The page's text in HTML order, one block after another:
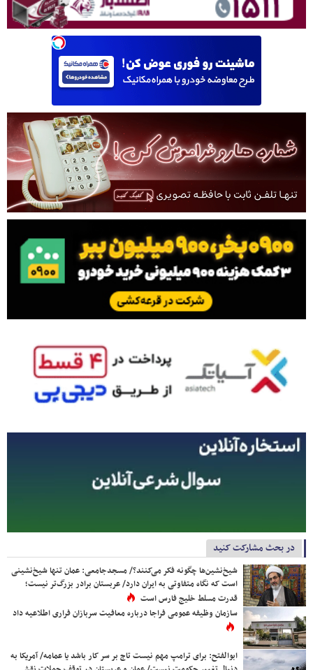
در بحث مشارکت کنید
شیخ‌نشین‌ها چگونه فکر می‌کنند؟/ مسجدجامعی: عمان تنها شیخ‌نشینی
است که نگاه متفاوتی به ایران دارد/ عربستان برادر بزرگ‌تر نیست؛
قدرت مسلط خلیج فارس است
سازمان وظیفه عمومی فراجا درباره معافیت سربازان فراری اطلاعیه داد
ابوالفتح: برای ترامپ مهم نیست تاج بر سر کار باشد یا عمامه/ آمریکا به